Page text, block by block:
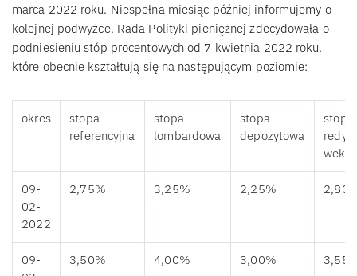
marca 2022 roku. Niespełna miesiąc później informujemy o
kolejnej podwyżce. Rada Polityki pieniężnej zdecydowała o
podniesieniu stóp procentowych od 7 kwietnia 2022 roku,
które obecnie kształtują się na następującym poziomie:
okres
stopa
referencyjna
stopa
lombardowa
stopa
depozytowa
stopa
weksli
09-
02-
2022
2,75% 3,25% 2,25%
09-
3,50% 4,00% 3,00%